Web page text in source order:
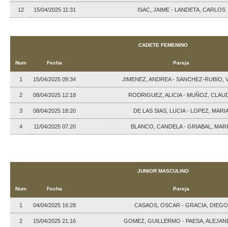
12 15/04/2025 11:31 ISAC, JAIME - LANDETA, CARLOS
CADETE FEMENINO
Num Fecha Pareja
1 15/04/2025 09:34 JIMENEZ, ANDREA - SANCHEZ-RUBIO,
2 08/04/2025 12:18 RODRIGUEZ, ALICIA - MUÑOZ,
3 08/04/2025 18:20 DE LAS SIAS, LUCIA - LOPEZ,
4 11/04/2025 07:20 BLANCO, CANDELA - GRIABAL,
JUNIOR MASCULINO
Num Fecha Pareja
1 04/04/2025 16:28 CASAOS, OSCAR - GRACIA, DIEGO
2 15/04/2025 21:16 GOMEZ, GUILLERMO - PAESA,